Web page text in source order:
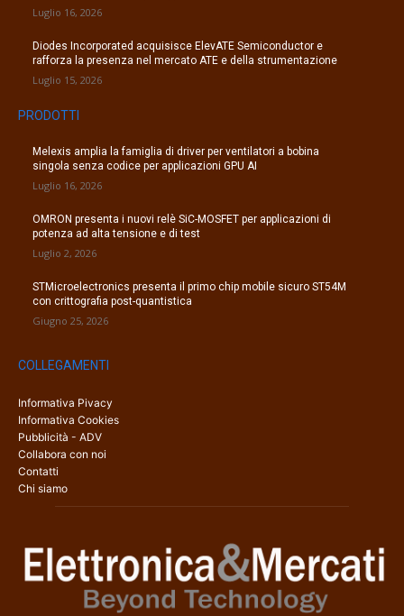
Luglio 16, 2026
Diodes Incorporated acquisisce ElevATE Semiconductor e
rafforza la presenza nel mercato ATE e della strumentazione
Luglio 15, 2026
PRODOTTI
Melexis amplia la famiglia di driver per ventilatori a bobina
singola senza codice per applicazioni GPU AI
Luglio 16, 2026
OMRON presenta i nuovi relè SiC-MOSFET per applicazioni di
potenza ad alta tensione e di test
Luglio 2, 2026
STMicroelectronics presenta il primo chip mobile sicuro ST54M
con crittografia post-quantistica
Giugno 25, 2026
COLLEGAMENTI
Informativa Pivacy
Informativa Cookies
Pubblicità - ADV
Collabora con noi
Contatti
Chi siamo